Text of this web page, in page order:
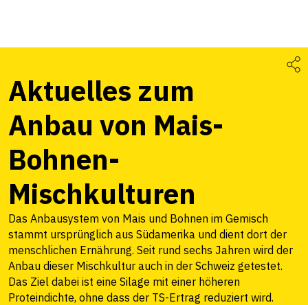
Aktuelles zum
Anbau von Mais-
Bohnen-
Mischkulturen
Das Anbausystem von Mais und Bohnen im Gemisch
stammt ursprünglich aus Südamerika und dient dort der
menschlichen Ernährung. Seit rund sechs Jahren wird der
Anbau dieser Mischkultur auch in der Schweiz getestet.
Das Ziel dabei ist eine Silage mit einer höheren
Proteindichte, ohne dass der TS-Ertrag reduziert wird.